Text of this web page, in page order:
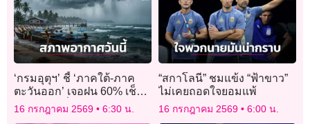
‘กรมอุตุฯ’ ชี้ ‘ภาคใต้-ภาค
ตะวันออก’ เจอฝน 60% เช็ก
35 จังหวัดทั่วไทยฝนฟ้า
คะนอง
16 กรกฎาคม 2569 6:30 น.
“สกาโลนี” ชมแข้ง “ฟ้าขาว”
ไม่เคยถอดใจยอมแพ้
16 กรกฎาคม 2569 6:00 น.